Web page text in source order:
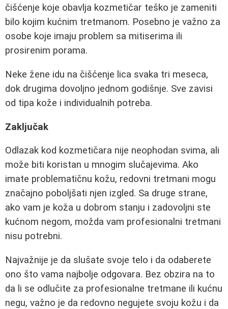
čišćenje koje obavlja kozmetičar teško je zameniti
bilo kojim kućnim tretmanom. Posebno je važno za
osobe koje imaju problem sa mitiserima ili
prosirenim porama.
Neke žene idu na čišćenje lica svaka tri meseca,
dok drugima dovoljno jednom godišnje. Sve zavisi
od tipa kože i individualnih potreba.
Zaključak
Odlazak kod kozmetičara nije neophodan svima, ali
može biti koristan u mnogim slučajevima. Ako
imate problematičnu kožu, redovni tretmani mogu
značajno poboljšati njen izgled. Sa druge strane,
ako vam je koža u dobrom stanju i zadovoljni ste
kućnom negom, možda vam profesionalni tretmani
nisu potrebni.
Najvažnije je da slušate svoje telo i da odaberete
ono što vama najbolje odgovara. Bez obzira na to
da li se odlučite za profesionalne tretmane ili kućnu
negu, važno je da redovno negujete svoju kožu i da